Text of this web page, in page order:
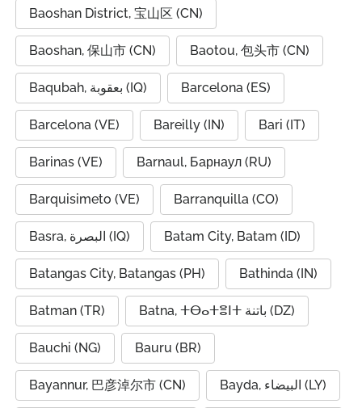
Baoshan District, 宝山区 (CN)
Baoshan, 保山市 (CN) Baotou, 包头市 (CN)
Baqubah, بعقوبة (IQ) Barcelona (ES)
Barcelona (VE) Bareilly (IN) Bari (IT)
Barinas (VE) Barnaul, Барнаул (RU)
Barquisimeto (VE) Barranquilla (CO)
Basra, البصرة (IQ) Batam City, Batam (ID)
Batangas City, Batangas (PH) Bathinda (IN)
Batman (TR) Batna, ⵜⴱⴰⵜⴻⵏⵜ باتنة (DZ)
Bauchi (NG) Bauru (BR)
Bayannur, 巴彦淖尔市 (CN) Bayda, البيضاء (LY)